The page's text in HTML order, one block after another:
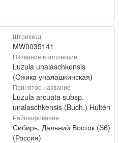
Штрихкод
MW0035141
Название в коллекции
Luzula unalaschkensis
(Ожика уналашкинская)
Принятое название
Luzula arcuata subsp.
unalaschkensis (Buch.) Hultén
Районирование
Сибирь, Дальний Восток (S6)
(Россия)